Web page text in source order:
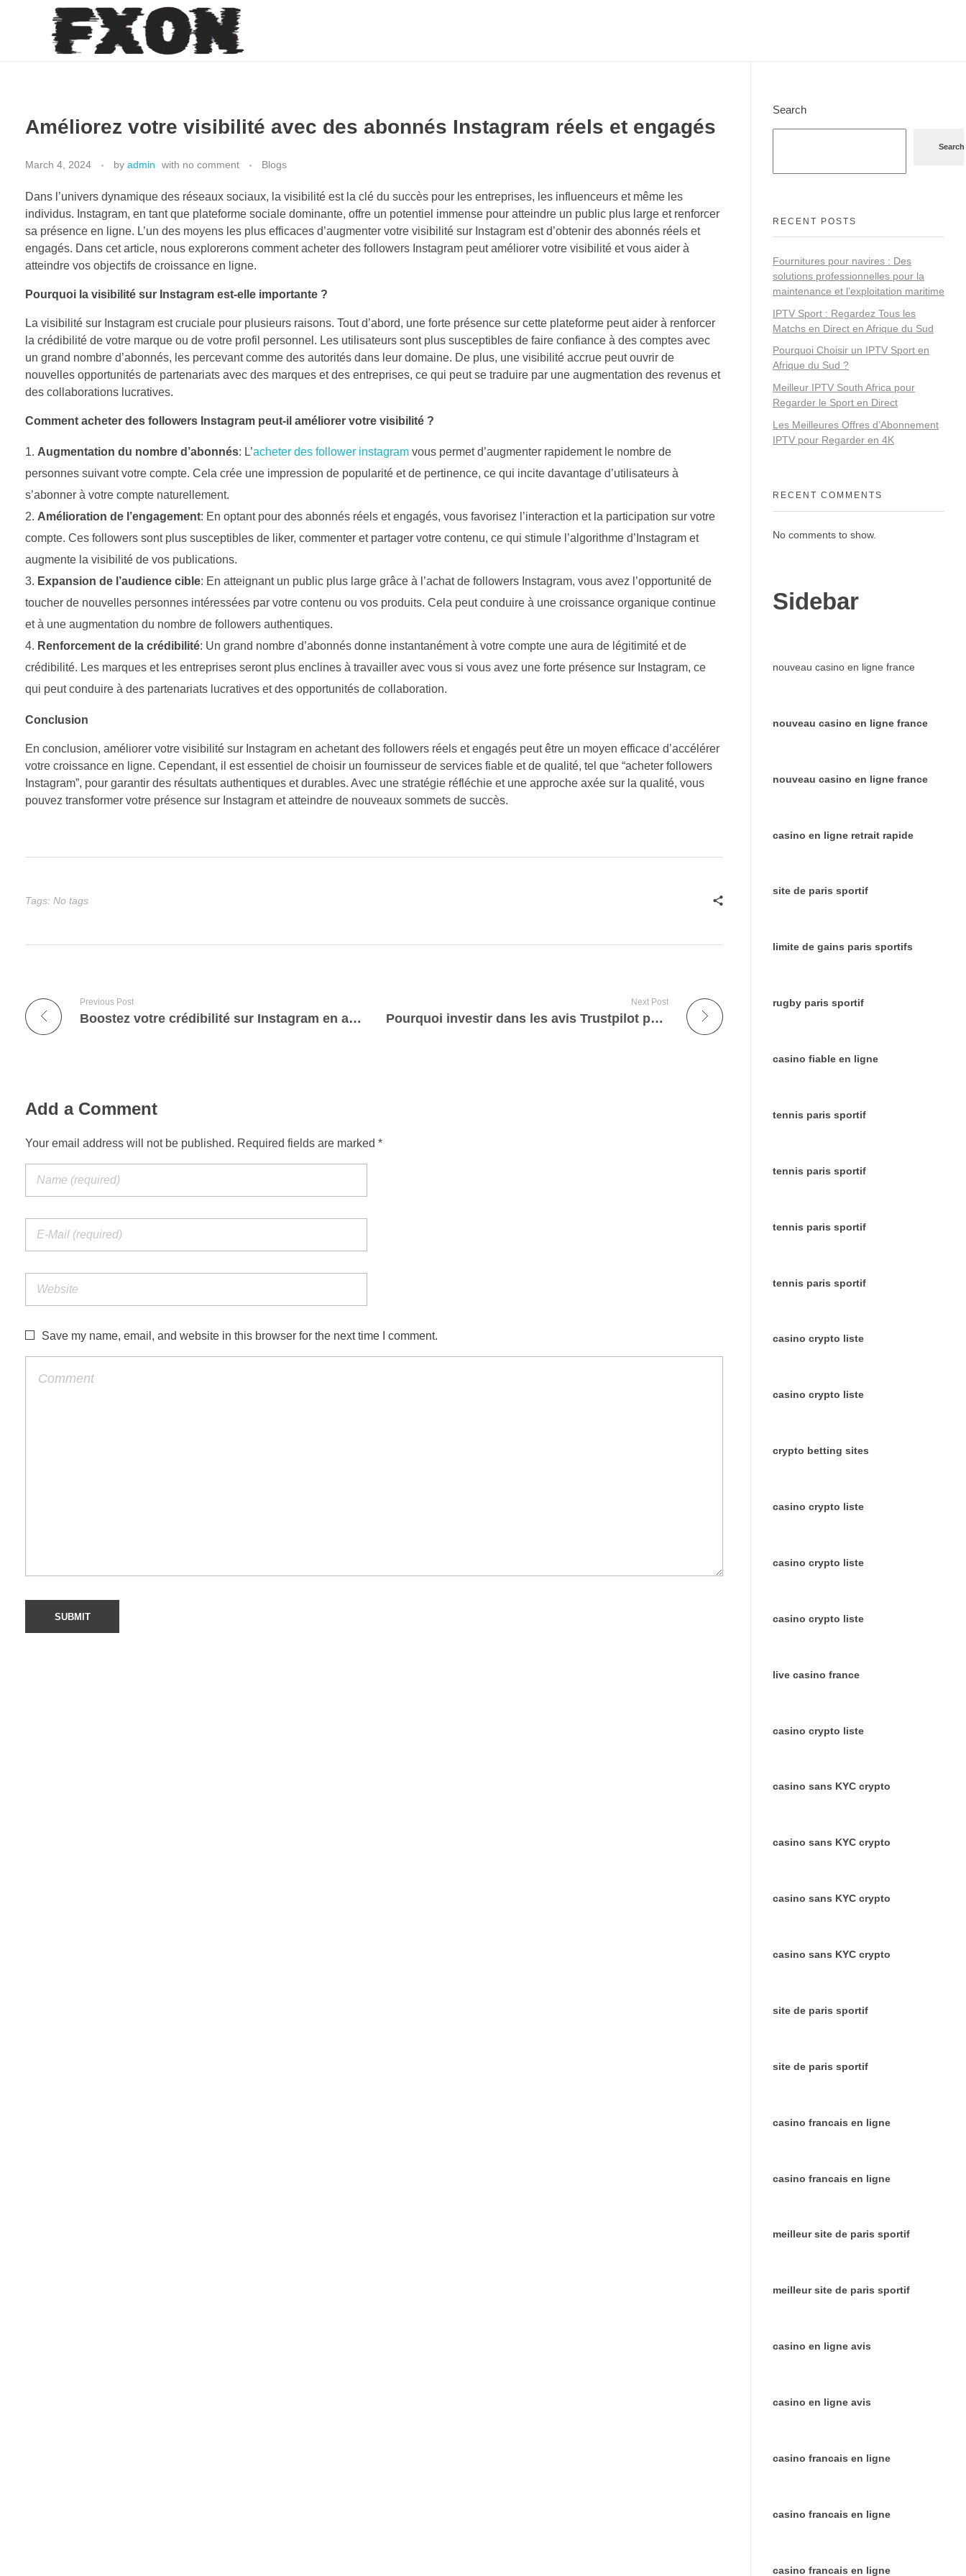
fxon
Améliorez votre visibilité avec des abonnés Instagram réels et engagés
March 4, 2024 by admin with no comment Blogs
Dans l’univers dynamique des réseaux sociaux, la visibilité est la clé du succès pour les entreprises, les influenceurs et même les
individus. Instagram, en tant que plateforme sociale dominante, offre un potentiel immense pour atteindre un public plus large et renforcer
sa présence en ligne. L’un des moyens les plus efficaces d’augmenter votre visibilité sur Instagram est d’obtenir des abonnés réels et
engagés. Dans cet article, nous explorerons comment acheter des followers Instagram peut améliorer votre visibilité et vous aider à
atteindre vos objectifs de croissance en ligne.
Pourquoi la visibilité sur Instagram est-elle importante ?
La visibilité sur Instagram est cruciale pour plusieurs raisons. Tout d’abord, une forte présence sur cette plateforme peut aider à renforcer
la crédibilité de votre marque ou de votre profil personnel. Les utilisateurs sont plus susceptibles de faire confiance à des comptes avec
un grand nombre d’abonnés, les percevant comme des autorités dans leur domaine. De plus, une visibilité accrue peut ouvrir de
nouvelles opportunités de partenariats avec des marques et des entreprises, ce qui peut se traduire par une augmentation des revenus et
des collaborations lucratives.
Comment acheter des followers Instagram peut-il améliorer votre visibilité ?
Augmentation du nombre d’abonnés: L’acheter des follower instagram vous permet d’augmenter rapidement le nombre de
personnes suivant votre compte. Cela crée une impression de popularité et de pertinence, ce qui incite davantage d’utilisateurs à
s’abonner à votre compte naturellement.
Amélioration de l’engagement: En optant pour des abonnés réels et engagés, vous favorisez l’interaction et la participation sur votre
compte. Ces followers sont plus susceptibles de liker, commenter et partager votre contenu, ce qui stimule l’algorithme d’Instagram et
augmente la visibilité de vos publications.
Expansion de l’audience cible: En atteignant un public plus large grâce à l’achat de followers Instagram, vous avez l’opportunité de
toucher de nouvelles personnes intéressées par votre contenu ou vos produits. Cela peut conduire à une croissance organique continue
et à une augmentation du nombre de followers authentiques.
Renforcement de la crédibilité: Un grand nombre d’abonnés donne instantanément à votre compte une aura de légitimité et de
crédibilité. Les marques et les entreprises seront plus enclines à travailler avec vous si vous avez une forte présence sur Instagram, ce
qui peut conduire à des partenariats lucratives et des opportunités de collaboration.
Conclusion
En conclusion, améliorer votre visibilité sur Instagram en achetant des followers réels et engagés peut être un moyen efficace d’accélérer
votre croissance en ligne. Cependant, il est essentiel de choisir un fournisseur de services fiable et de qualité, tel que “acheter followers
Instagram”, pour garantir des résultats authentiques et durables. Avec une stratégie réfléchie et une approche axée sur la qualité, vous
pouvez transformer votre présence sur Instagram et atteindre de nouveaux sommets de succès.
Tags: No tags
Previous Post
Boostez votre crédibilité sur Instagram en augmentant votre nombre de followers
Next Post
Pourquoi investir dans les avis Trustpilot peut améliorer votre réputation en ligne et vos ventes
Add a Comment
Your email address will not be published. Required fields are marked *
Save my name, email, and website in this browser for the next time I comment.
Search
Search
RECENT POSTS
Fournitures pour navires : Des
solutions professionnelles pour la
maintenance et l’exploitation maritime
IPTV Sport : Regardez Tous les
Matchs en Direct en Afrique du Sud
Pourquoi Choisir un IPTV Sport en
Afrique du Sud ?
Meilleur IPTV South Africa pour
Regarder le Sport en Direct
Les Meilleures Offres d’Abonnement
IPTV pour Regarder en 4K
RECENT COMMENTS
No comments to show.
Sidebar
nouveau casino en ligne france
nouveau casino en ligne france
nouveau casino en ligne france
casino en ligne retrait rapide
site de paris sportif
limite de gains paris sportifs
rugby paris sportif
casino fiable en ligne
tennis paris sportif
tennis paris sportif
tennis paris sportif
tennis paris sportif
casino crypto liste
casino crypto liste
crypto betting sites
casino crypto liste
casino crypto liste
casino crypto liste
live casino france
casino crypto liste
casino sans KYC crypto
casino sans KYC crypto
casino sans KYC crypto
casino sans KYC crypto
site de paris sportif
site de paris sportif
casino francais en ligne
casino francais en ligne
meilleur site de paris sportif
meilleur site de paris sportif
casino en ligne avis
casino en ligne avis
casino francais en ligne
casino francais en ligne
casino francais en ligne